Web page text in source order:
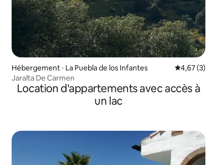
Hébergement ⋅ La Puebla de los Infantes Évaluation
4,67 (3)
Jaralta De Carmen
Location d'appartements avec accès à
un lac